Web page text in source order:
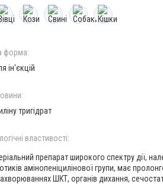
форма:
ін'єкцій
тригідрат
властивості:
препарат широкого спектру дії,
амінопеніцилінової групи, має
ШКТ, органів дихання,